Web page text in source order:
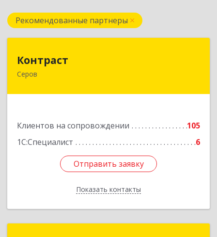
Рекомендованные партнеры
Контраст
Серов
Клиентов на сопровождении
105
1С:Специалист
6
Отправить заявку
Показать контакты
624993, Свердловская обл, Серов г, Ленина ул,
Отправить заявку
Назад